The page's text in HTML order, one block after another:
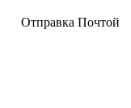
Отправка Почтой